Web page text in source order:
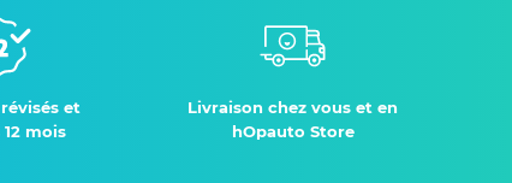
et
mois
Livraison chez vous et en
hOpauto Store